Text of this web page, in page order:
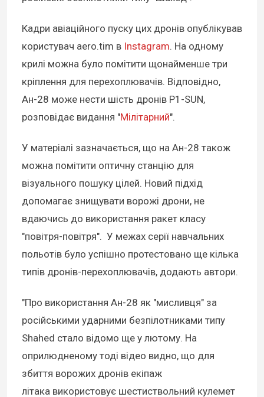
Кадри авіаційного пуску цих дронів опублікував
користувач aero.tim в Instagram. На одному
крилі можна було помітити щонайменше три
кріплення для перехоплювачів. Відповідно,
Ан-28 може нести шість дронів P1-SUN,
розповідає видання "Мілітарний".
У матеріалі зазначається, що на Ан-28 також
можна помітити оптичну станцію для
візуального пошуку цілей. Новий підхід
допомагає знищувати ворожі дрони, не
вдаючись до використання ракет класу
"повітря-повітря". У межах серії навчальних
польотів було успішно протестовано ще кілька
типів дронів-перехоплювачів, додають автори.
"Про використання Ан-28 як "мисливця" за
російськими ударними безпілотниками типу
Shahed стало відомо ще у лютому. На
оприлюдненому тоді відео видно, що для
збиття ворожих дронів екіпаж
літака використовує шестиствольний кулемет